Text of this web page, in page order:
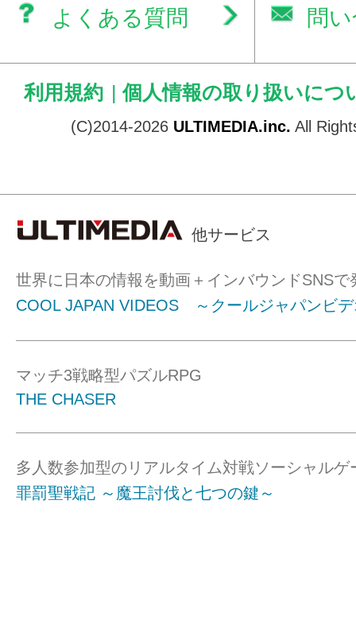
よくある質問 問
利用規約 | 個人情報の取り扱いにつ
(C)2014-2026 ULTIMEDIA.inc. All
他サービス
世界に日本の情報を動画＋インバウンドSNSで
COOL JAPAN VIDEOS ～クールジャパンビ
マッチ3戦略型パズルRPG
THE CHASER
多人数参加型のリアルタイム対戦ソーシャルゲ
罪罰聖戦記 ～魔王討伐と七つの鍵～